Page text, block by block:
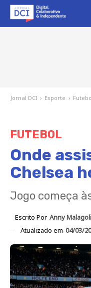
Jornal DCI › Esporte ›
FUTEBOL
Onde
Chelsea
Jogo começa
Escrito Por Anny
Atualizado em 04/03/